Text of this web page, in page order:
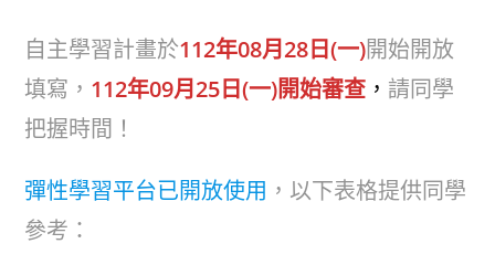
自主學習計畫於112年08月28日(一)開始開放
填寫， 112年09月25日(一)開始審查 ， 請同學
把握時間！
彈性學習平台已開放使用 ，以下表格提供同學
參考：